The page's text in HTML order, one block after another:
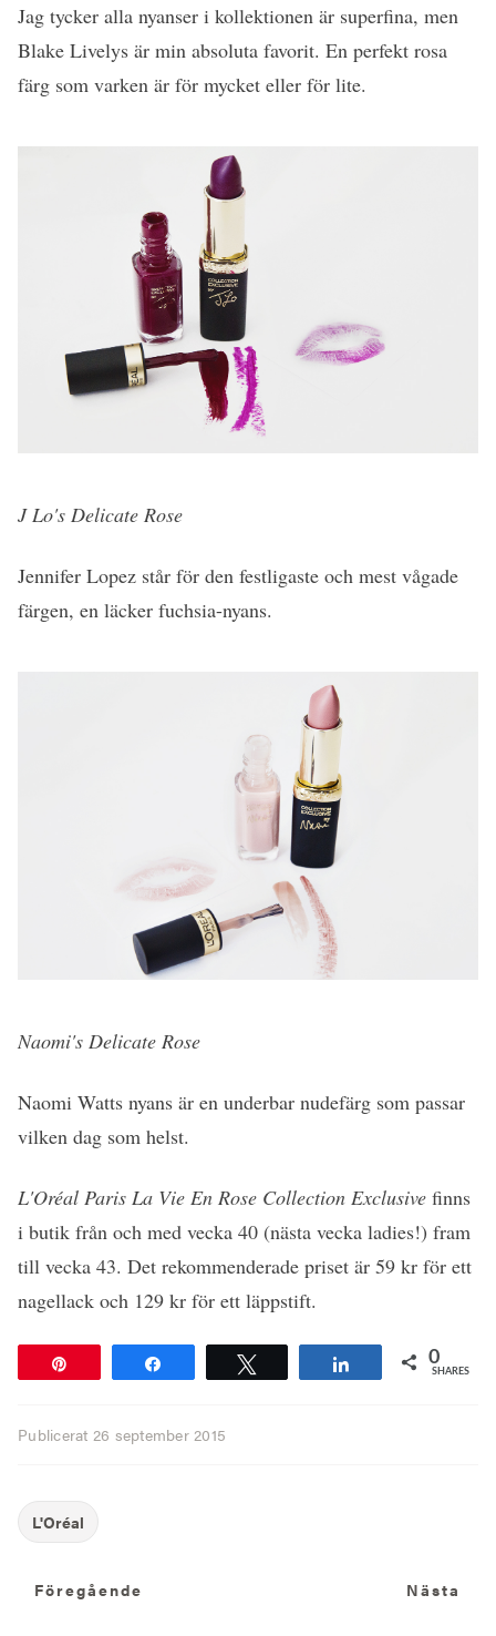
Jag tycker alla nyanser i kollektionen är superfina, men
Blake Livelys är min absoluta favorit. En perfekt rosa
färg som varken är för mycket eller för lite.
J Lo's Delicate Rose
Jennifer Lopez står för den festligaste och mest vågade
färgen, en läcker fuchsia-nyans.
Naomi's Delicate Rose
Naomi Watts nyans är en underbar nudefärg som passar
vilken dag som helst.
L'Oréal Paris La Vie En Rose Collection Exclusive finns
i butik från och med vecka 40 (nästa vecka ladies!) fram
till vecka 43. Det rekommenderade priset är 59 kr för ett
nagellack och 129 kr för ett läppstift.
Share 0
SHARES
Publicerat 26 september 2015
Föregående
Föregående Nästa